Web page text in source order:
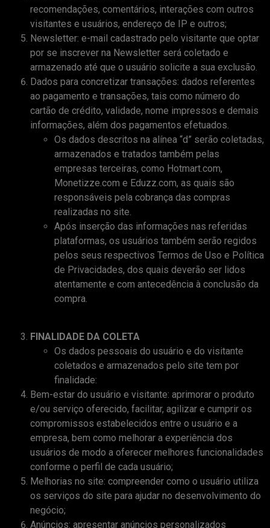
recomendações, comentários, interações com outros
visitantes e usuários, endereço de IP e outros;
Newsletter: e-mail cadastrado pelo visitante que optar
por se inscrever na Newsletter será coletado e
armazenado até que o usuário solicite a sua exclusão.
Dados para concretizar transações: dados referentes
ao pagamento e transações, tais como número do
cartão de crédito, validade, nome impressos e demais
informações, além dos pagamentos efetuados.
Os dados descritos na alínea “d” serão coletadas,
armazenados e tratados também pelas
empresas terceiras, como Hotmart.com,
Monetizze.com e Eduzz.com, as quais são
responsáveis pela cobrança das compras
realizadas no site.
Após inserção das informações nas referidas
plataformas, os usuários também serão regidos
pelos seus respectivos Termos de Uso e Política
de Privacidades, dos quais deverão ser lidos
atentamente e com antecedência à conclusão da
compra.
FINALIDADE DA COLETA
Os dados pessoais do usuário e do visitante
coletados e armazenados pelo site tem por
finalidade:
Bem-estar do usuário e visitante: aprimorar o produto
e/ou serviço oferecido, facilitar, agilizar e cumprir os
compromissos estabelecidos entre o usuário e a
empresa, bem como melhorar a experiência dos
usuários de modo a oferecer melhores funcionalidades
conforme o perfil de cada usuário;
Melhorias no site: compreender como o usuário utiliza
os serviços do site para ajudar no desenvolvimento do
negócio;
Anúncios: apresentar anúncios personalizados